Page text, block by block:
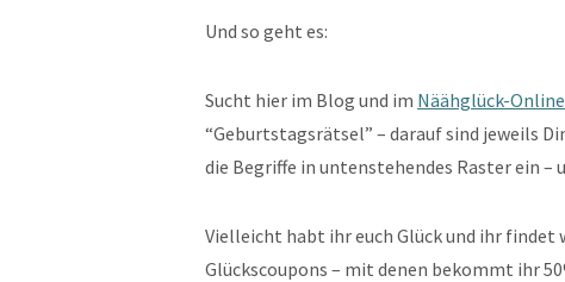
Und so geht es:
Sucht hier im Blog und im Näähglück-
“Geburtstagsrätsel” – darauf sind jeweils
die Begriffe in untenstehendes Raster ein
Vielleicht habt ihr euch Glück und ihr findet
Glückscoupons – mit denen bekommt ihr